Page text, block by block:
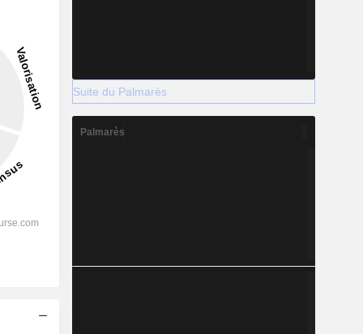
Suite du Palmarès
Palmarès